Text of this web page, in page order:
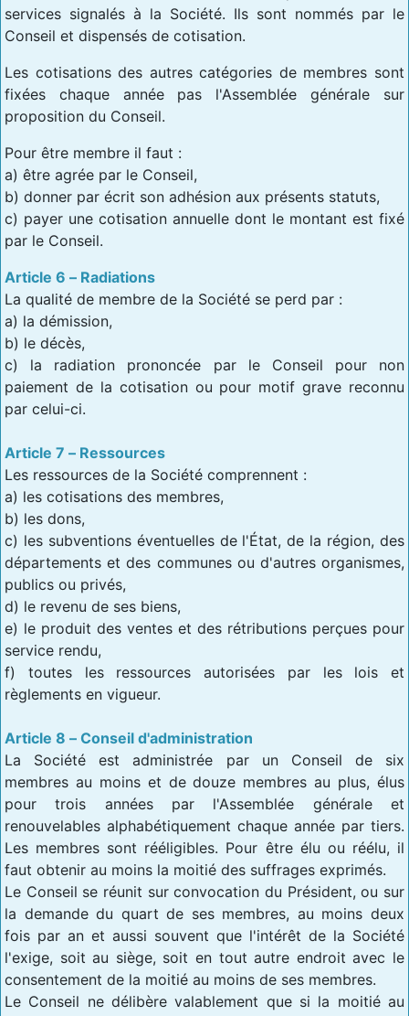
services signalés à la Société. Ils sont nommés par le
Conseil et dispensés de cotisation.
Les cotisations des autres catégories de membres sont
fixées chaque année pas l'Assemblée générale sur
proposition du Conseil.
Pour être membre il faut :
a) être agrée par le Conseil,
b) donner par écrit son adhésion aux présents statuts,
c) payer une cotisation annuelle dont le montant est fixé
par le Conseil.
Article 6 – Radiations
La qualité de membre de la Société se perd par :
a) la démission,
b) le décès,
c) la radiation prononcée par le Conseil pour non
paiement de la cotisation ou pour motif grave reconnu
par celui-ci.
Article 7 – Ressources
Les ressources de la Société comprennent :
a) les cotisations des membres,
b) les dons,
c) les subventions éventuelles de l'État, de la région, des
départements et des communes ou d'autres organismes,
publics ou privés,
d) le revenu de ses biens,
e) le produit des ventes et des rétributions perçues pour
service rendu,
f) toutes les ressources autorisées par les lois et
règlements en vigueur.
Article 8 – Conseil d'administration
La Société est administrée par un Conseil de six
membres au moins et de douze membres au plus, élus
pour trois années par l'Assemblée générale et
renouvelables alphabétiquement chaque année par tiers.
Les membres sont rééligibles. Pour être élu ou réélu, il
faut obtenir au moins la moitié des suffrages exprimés.
Le Conseil se réunit sur convocation du Président, ou sur
la demande du quart de ses membres, au moins deux
fois par an et aussi souvent que l'intérêt de la Société
l'exige, soit au siège, soit en tout autre endroit avec le
consentement de la moitié au moins de ses membres.
Le Conseil ne délibère valablement que si la moitié au